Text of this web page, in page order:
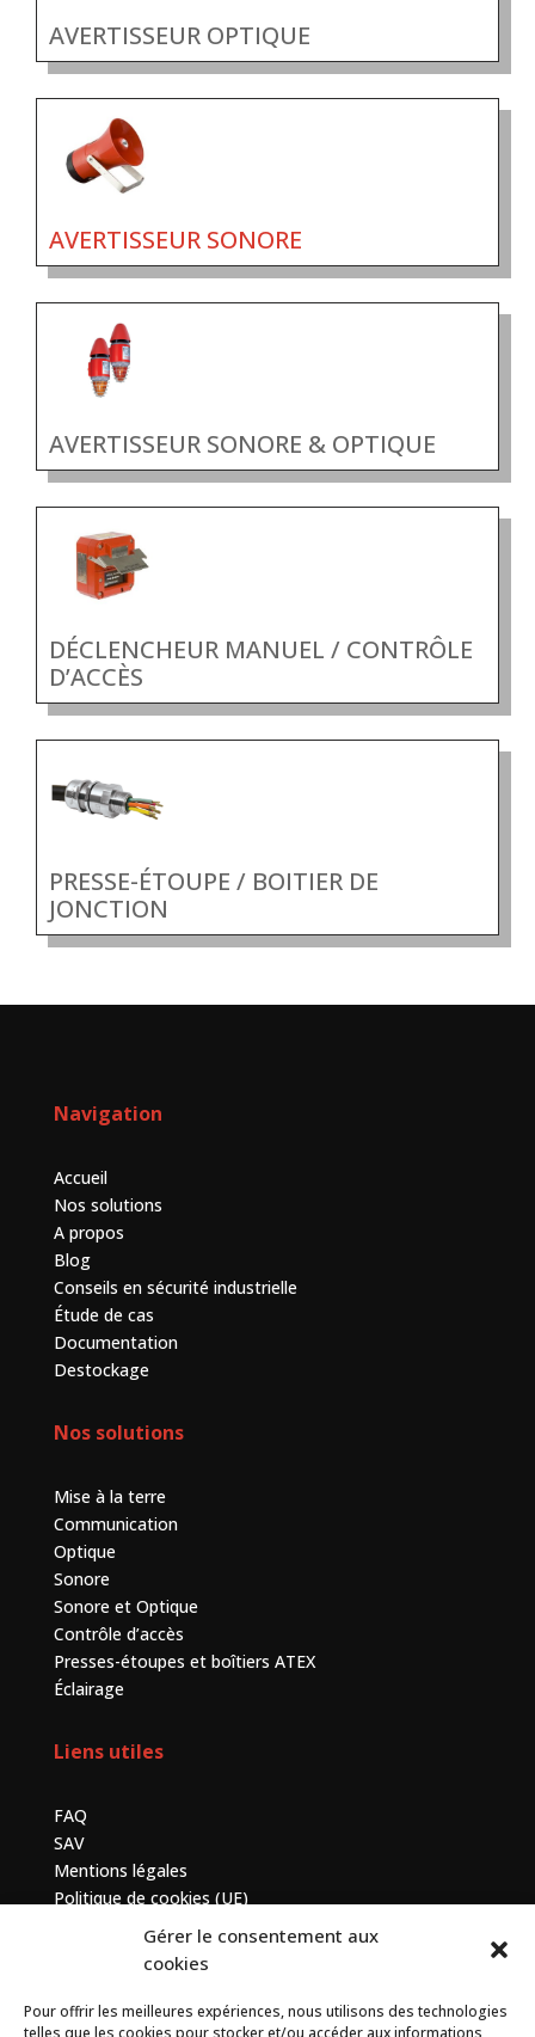
Gérer le consentement aux
cookies
Pour offrir les meilleures expériences, nous utilisons des technologies
telles que les cookies pour stocker et/ou accéder aux informations
AVERTISSEUR OPTIQUE
AVERTISSEUR SONORE
AVERTISSEUR SONORE & OPTIQUE
DÉCLENCHEUR MANUEL / CONTRÔLE
D’ACCÈS
PRESSE-ÉTOUPE / BOITIER DE
JONCTION
Navigation
Accueil
Nos solutions
A propos
Blog
Conseils en sécurité industrielle
Étude de cas
Documentation
Destockage
Nos solutions
Mise à la terre
Communication
Optique
Sonore
Sonore et Optique
Contrôle d’accès
Presses-étoupes et boîtiers ATEX
Éclairage
Liens utiles
FAQ
SAV
Mentions légales
Politique de cookies (UE)
Contactez-nous
7 bis avenue de la Baltique, ZA de Courtabœuf, 91140